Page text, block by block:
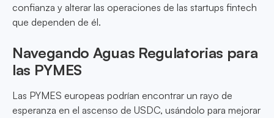
confianza y alterar las operaciones de las startups fintech
que dependen de él.
Navegando Aguas Regulatorias para
las PYMES
Las PYMES europeas podrían encontrar un rayo de
esperanza en el ascenso de USDC, usándolo para mejorar